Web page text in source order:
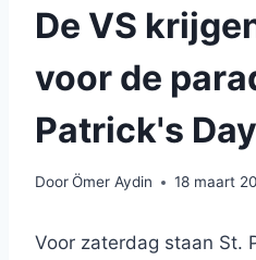
De VS
voor de
Patrick's Day
DoorÖmer Aydin 18 maart
Voor zaterdag staan ​​St.